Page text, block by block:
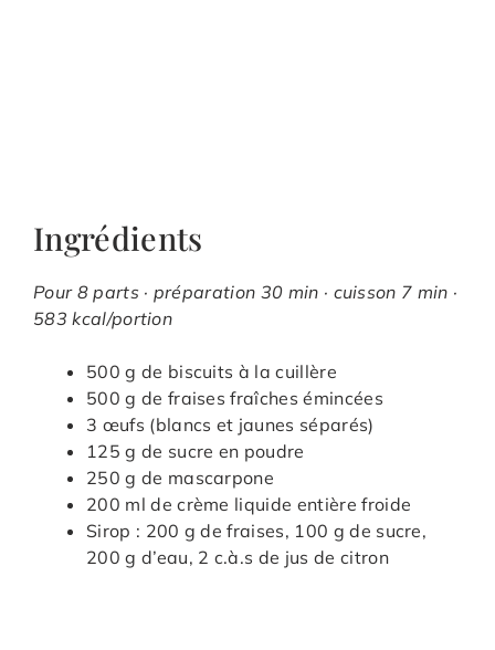
Ingrédients
Pour 8 parts · préparation 30 min · cuisson 7 min ·
583 kcal/portion
500 g de biscuits à la cuillère
500 g de fraises fraîches émincées
3 œufs (blancs et jaunes séparés)
125 g de sucre en poudre
250 g de mascarpone
200 ml de crème liquide entière froide
Sirop : 200 g de fraises, 100 g de sucre,
200 g d’eau, 2 c.à.s de jus de citron